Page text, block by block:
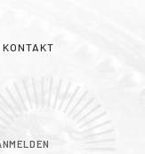
KONTAKT